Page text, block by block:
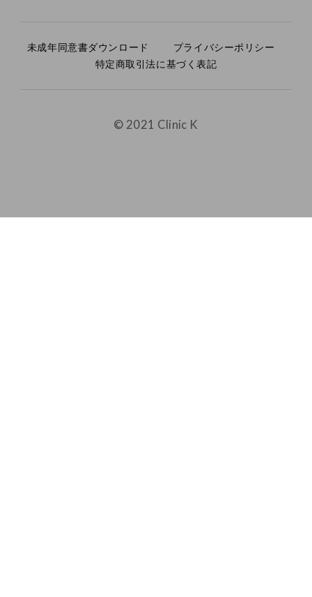
未成年同意書ダウンロード
プライバシーポリシー
特定商取引法に基づく表記
© 2021 Clinic K